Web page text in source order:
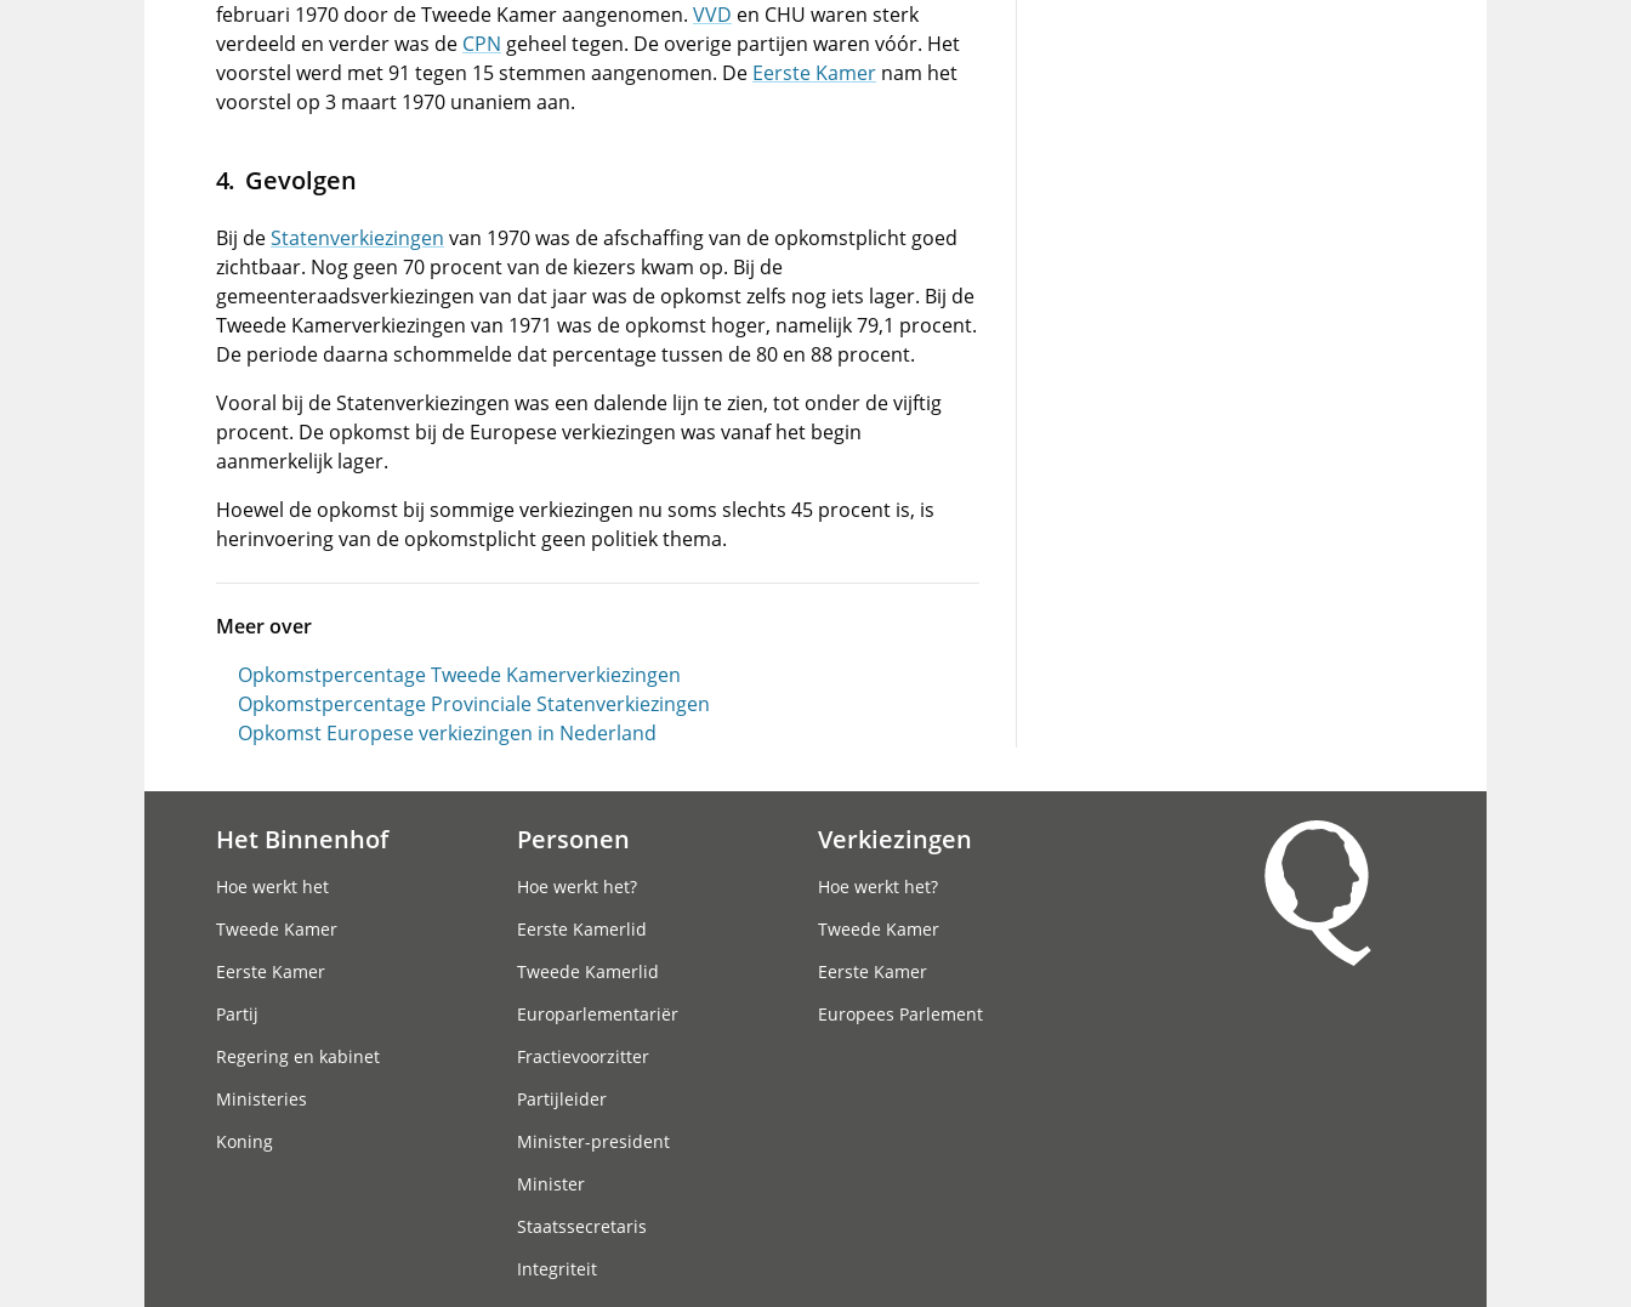
februari 1970 door de Tweede Kamer aangenomen. VVD en CHU waren sterk
verdeeld en verder was de CPN geheel tegen. De overige partijen waren vóór. Het
voorstel werd met 91 tegen 15 stemmen aangenomen. De Eerste Kamer nam het
voorstel op 3 maart 1970 unaniem aan.
Gevolgen
Bij deStatenverkiezingen van 1970 was de afschaffing van de opkomstplicht goed
zichtbaar. Nog geen 70 procent van de kiezers kwam op. Bij de
gemeenteraadsverkiezingen van dat jaar was de opkomst zelfs nog iets lager. Bij de
Tweede Kamerverkiezingen van 1971 was de opkomst hoger, namelijk 79,1 procent.
De periode daarna schommelde dat percentage tussen de 80 en 88 procent.
Vooral bij de Statenverkiezingen was een dalende lijn te zien, tot onder de vijftig
procent. De opkomst bij de Europese verkiezingen was vanaf het begin
aanmerkelijk lager.
Hoewel de opkomst bij sommige verkiezingen nu soms slechts 45 procent is, is
herinvoering van de opkomstplicht geen politiek thema.
Meer over
Opkomstpercentage Tweede Kamerverkiezingen
Opkomstpercentage Provinciale Statenverkiezingen
Opkomst Europese verkiezingen in Nederland
Het Binnenhof
Hoe werkt het
Tweede Kamer
Eerste Kamer
Partij
Regering en kabinet
Ministeries
Koning
Personen
Hoe werkt het?
Eerste Kamerlid
Tweede Kamerlid
Europarlementariër
Fractievoorzitter
Partijleider
Minister-president
Minister
Staatssecretaris
Integriteit
Verkiezingen
Hoe werkt het?
Tweede Kamer
Eerste Kamer
Europees Parlement